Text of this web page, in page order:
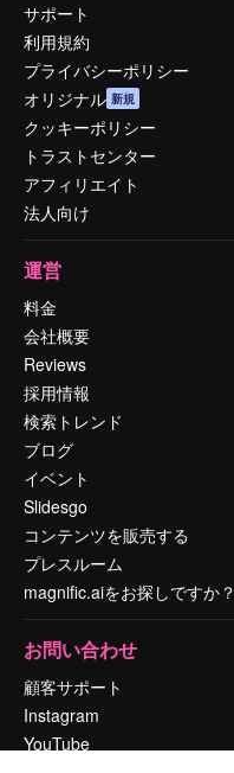
サポート
利用規約
プライバシーポリシー
オリジナル 新規
クッキーポリシー
トラストセンター
アフィリエイト
法人向け
運営
料金
会社概要
Reviews
採用情報
検索トレンド
ブログ
イベント
Slidesgo
コンテンツを販売する
プレスルーム
magnific.aiをお探しですか？
お問い合わせ
顧客サポート
Instagram
YouTube